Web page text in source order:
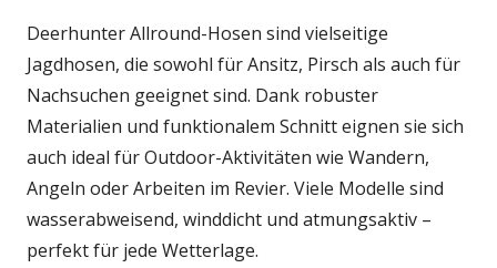
Deerhunter Allround-Hosen sind vielseitige
Jagdhosen, die sowohl für Ansitz, Pirsch als auch für
Nachsuchen geeignet sind. Dank robuster
Materialien und funktionalem Schnitt eignen sie sich
auch ideal für Outdoor-Aktivitäten wie Wandern,
Angeln oder Arbeiten im Revier. Viele Modelle sind
wasserabweisend, winddicht und atmungsaktiv –
perfekt für jede Wetterlage.